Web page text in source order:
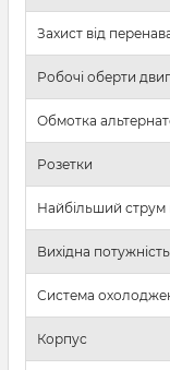
Захист від
Робочі оберти
Обмотка
Розетки
Найбільший струм
Вихідна
Система
Корпус